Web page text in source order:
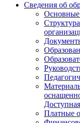
Сведения об
Основные
Платные